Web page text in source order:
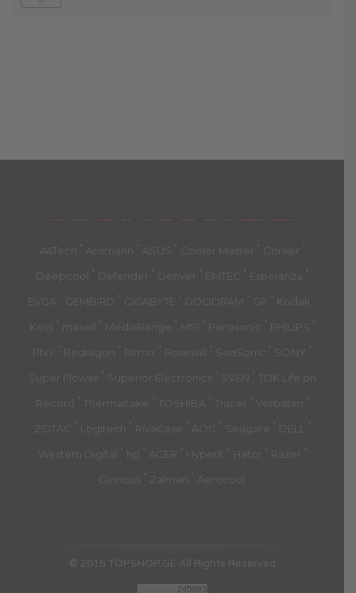
მთავარი კალათა
A4Tech ' Ansmann ' ASUS ' Cooler Master ' Corsair '
Deepcool ' Defender ' Denver ' EMTEC ' Esperanza '
EVGA ' GEMBIRD ' GIGABYTE ' GOODRAM ' GP ' Kodak '
Koss ' maxell ' MediaRange ' MSI ' Panasonic ' PHILIPS '
PNY ' Redragon ' Ritmix ' Rosewill ' SeaSonic ' SONY '
Super Flower ' Superior Electronics ' SVEN ' TDK Life on
Record ' Thermaltake ' TOSHIBA ' Tracer ' Verbatim '
ZOTAC ' Logitech ' RivaCase ' AOC ' Seagate ' DELL '
Western Digital ' hp ' ACER ' HyperX ' Hator ' Razer '
Glorious ' Zalman ' Aerocool
© 2016 TOPSHOP.GE All Rights Reserved